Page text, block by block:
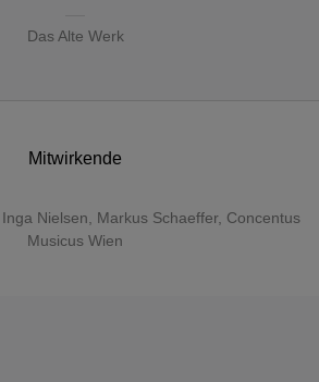
Das Alte Werk
Mitwirkende
Inga Nielsen Markus Schaeffer, Concentus
Musicus Wien